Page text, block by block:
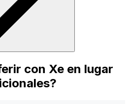
con Xe en lugar